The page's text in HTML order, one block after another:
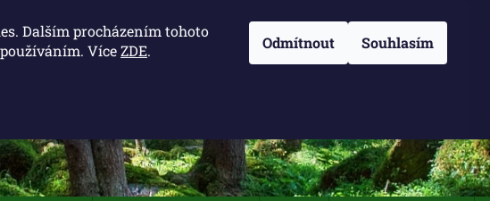
Dalším procházením tohoto
VíceZDE. Odmítnout Souhlasím